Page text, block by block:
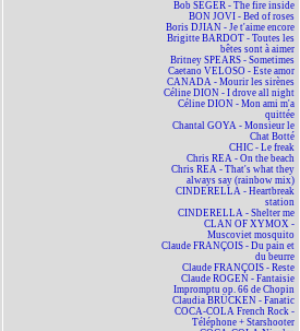
Bob SEGER - The fire inside
BON JOVI - Bed of roses
Boris DJIAN - Je t'aime encore
Brigitte BARDOT - Toutes les
bêtes sont à aimer
Britney SPEARS - Sometimes
Caetano VELOSO - Este amor
CANADA - Mourir les sirènes
Céline DION - I drove all night
Céline DION - Mon ami m'a
quittée
Chantal GOYA - Monsieur le
Chat Botté
CHIC - Le freak
Chris REA - On the beach
Chris REA - That's what they
always say (rainbow mix)
CINDERELLA - Heartbreak
station
CINDERELLA - Shelter me
CLAN OF XYMOX -
Muscoviet mosquito
Claude FRANÇOIS - Du pain et
du beurre
Claude FRANÇOIS - Reste
Claude ROGEN - Fantaisie
Impromptu op. 66 de Chopin
Claudia BRÜCKEN - Fanatic
COCA-COLA French Rock -
Téléphone + Starshooter